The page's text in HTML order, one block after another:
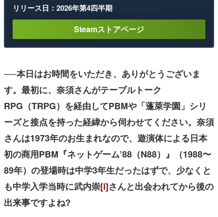
リリース日：2026年第4四半期
Steamストアページ
──本日はお時間をいただき、ありがとうございま
す。最初に、奈須さんがテーブルトーク
RPG（TRPG）を経由してPBMや「蓬萊学園」シリ
ーズと接点を持った経緯から伺わせてください。奈須
さんは1973年のお生まれなので、遊演体による日本
初の商用PBM『ネットゲーム’88（N88）』（1988〜
89年）の登場時は中学3年生だったはずで、少なくと
も中学入学当時に武内崇[i]さんと出会われてから後の
出来事ですよね?